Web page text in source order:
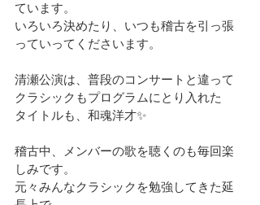
ています。
いろいろ決めたり、いつも稽古を引っ張
っていってくださいます。
清瀬公演は、普段のコンサートと違って
クラシックもプログラムにとり入れた
タイトルも、和魂洋才✨
稽古中、メンバーの歌を聴くのも毎回楽
しみです。
元々みんなクラシックを勉強してきた延